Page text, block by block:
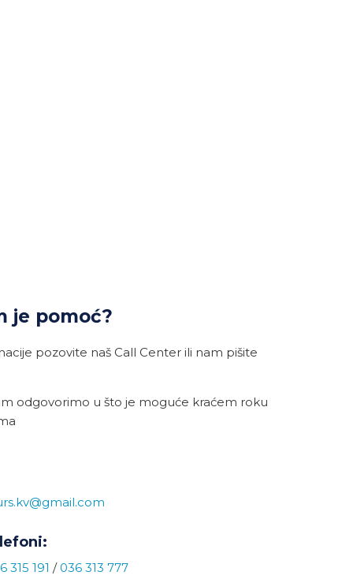
je pomoć?
pozovite naš Call Center ili nam pišite
odgovorimo u što je moguće kraćem roku
315 191 /036 313 777